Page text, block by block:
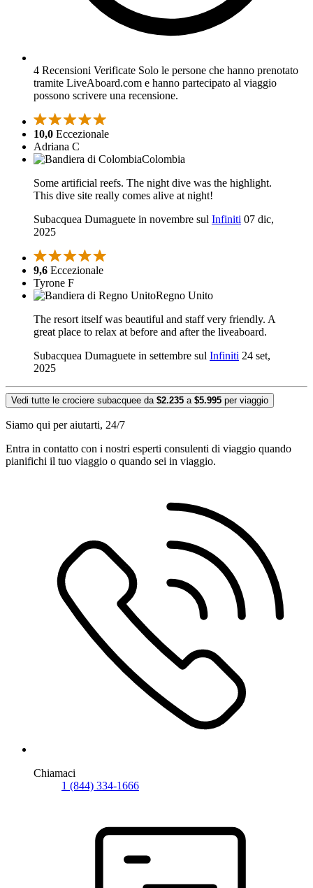
4 Recensioni Verificate Solo le persone che hanno prenotato
tramite LiveAboard.com e hanno partecipato al viaggio
possono scrivere una recensione.
10,0 Eccezionale
Adriana C
Colombia
Some artificial reefs. The night dive was the highlight.
This dive site really comes alive at night!
Subacquea Dumaguete in novembre sul Infiniti 07 dic,
2025
9,6 Eccezionale
Tyrone F
Regno Unito
The resort itself was beautiful and staff very friendly. A
great place to relax at before and after the liveaboard.
Subacquea Dumaguete in settembre sul Infiniti 24 set,
2025
Vedi tutte le crociere subacquee da $2.235 a $5.995 per viaggio
Siamo qui per aiutarti, 24/7
Entra in contatto con i nostri esperti consulenti di viaggio quando
pianifichi il tuo viaggio o quando sei in viaggio.
Chiamaci
1 (844) 334-1666